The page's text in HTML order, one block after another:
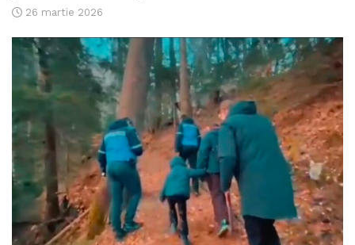
26 martie 2026